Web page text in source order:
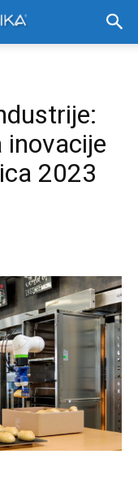
inovacije
2023